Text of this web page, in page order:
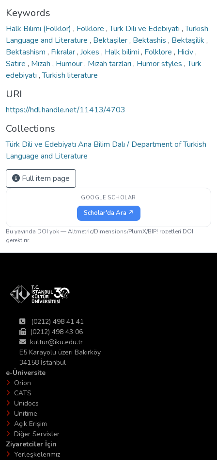
Keywords
Halk Bilimi (Folklor) , Folklore ,Türk Dili ve Edebiyatı ,Turkish
Language and Literature , Bektaşiler, Bektashis , Bektaşilik ,
Bektashism , Fıkralar, Jokes , Halk bilimi , Folklore , Hiciv,
Satire , Mizah , Humour, Mizah tarzları , Humor styles ,Türk
edebiyatı ,Turkish literature
URI
https://hdl.handle.net/11413/4703
Collections
Türk Dili ve Edebiyatı Ana Bilim Dalı / Department of Turkish
Language and Literature
Full item page
GOOGLE SCHOLAR
Scholar'da Ara ↗
Bu yayında DOI yok — Altmetric/Dimensions/PlumX/BIP! rozetleri DOI
gerektirir.
(0212) 498 41 41
(0212) 498 43 06
kultur@iku.edu.tr
E5 Karayolu üzeri Bakırköy
34158 İstanbul
e-Üniversite
Orion
CATS
Unidocs
Unitime
Açık Erişim
Diğer Servisler
Ziyaretciler İçin
Yerleşkelerimiz